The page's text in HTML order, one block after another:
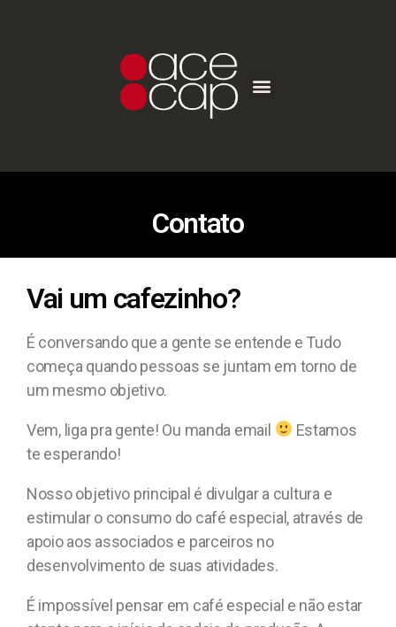
Contato
Vai um cafezinho?
É conversando que a gente se entende e Tudo
começa quando pessoas se juntam em torno de
um mesmo objetivo.
Vem, liga pra gente! Ou manda email
Estamos
te esperando!
Nosso objetivo principal é divulgar a cultura e
estimular o consumo do café especial, através de
apoio aos associados e parceiros no
desenvolvimento de suas atividades.
É impossível pensar em café especial e não estar